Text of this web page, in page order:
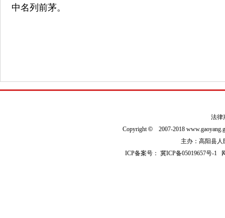
中名列前茅。
法律
Copyright© 2007-2018
主办：高阳县人
ICP备案号：冀ICP备05019657号-1